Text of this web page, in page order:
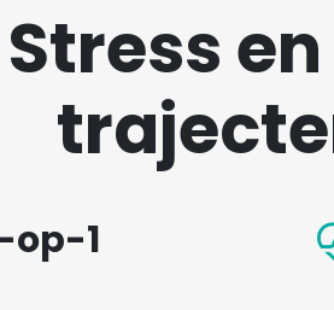
Stress
op-1